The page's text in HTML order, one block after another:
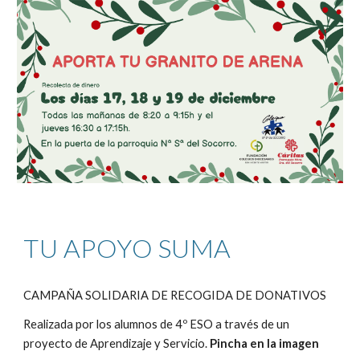
TU APOYO SUMA
CAMPAÑA SOLIDARIA DE RECOGIDA DE DONATIVOS
Realizada por los alumnos de 4º ESO a través de un
proyecto de Aprendizaje y Servicio. Pincha en la imagen